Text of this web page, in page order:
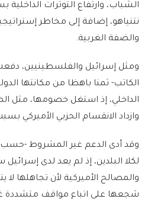
الشباب، وارتفاع التوترات
نتنياهو، إضافة إلى مخاطر
والضفة الغربية.
ومثل إسرائيل والفلسطينيين،
الكاتب- ثمنا باهظا من مكانتها
الداخلي، إذ استغل خصومها، مثل
وازداد الانقسام الحزبي الأميركي
وقد أدى الدعم غير المشروط -حسب
لكلا البلدين، إذ لم يعد لدى
والمصالح الأميركية لأن تجاهلها لا
شجعها على اتباع مواقف متشددة